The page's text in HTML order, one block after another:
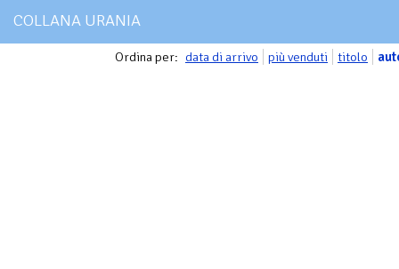
COLLANA URANIA
Ordina per: data di arrivo più venduti titolo